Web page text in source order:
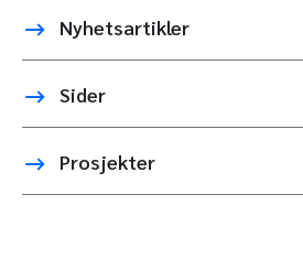
Nyhetsartikler
Sider
Prosjekter